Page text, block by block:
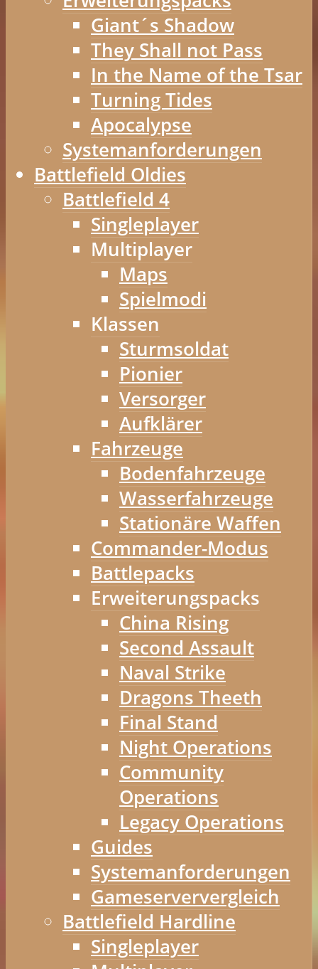
Giant´s Shadow
They Shall not Pass
In the Name of the Tsar
Turning Tides
Apocalypse
Systemanforderungen
Battlefield Oldies
Battlefield 4
Singleplayer
Multiplayer
Maps
Spielmodi
Klassen
Sturmsoldat
Pionier
Versorger
Aufklärer
Fahrzeuge
Bodenfahrzeuge
Wasserfahrzeuge
Stationäre Waffen
Commander-Modus
Battlepacks
Erweiterungspacks
China Rising
Second Assault
Naval Strike
Dragons Theeth
Final Stand
Night Operations
Community
Operations
Legacy Operations
Guides
Systemanforderungen
Gameserververgleich
Battlefield Hardline
Singleplayer